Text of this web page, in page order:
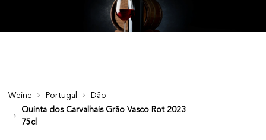
FEINKOSTGESCHÄFT
PROMOTIONEN
NEUE PRODUKTE
Weine Portugal
Dão
Quinta dos Carvalhais Grão Vasco Rot 2023
75cl